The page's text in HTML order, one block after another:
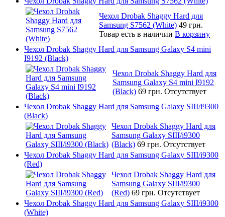
Чехол Drobak Shaggy Hard для
Samsung S7562 (White) 49 грн.
Товар есть в наличии В корзину
Чехол Drobak Shaggy Hard для Samsung Galaxy S4 mini
I9192 (Black)
Чехол Drobak Shaggy Hard для
Samsung Galaxy S4 mini I9192
(Black) 69 грн. Отсутствует
Чехол Drobak Shaggy Hard для Samsung Galaxy SIII/i9300
(Black)
Чехол Drobak Shaggy Hard для
Samsung Galaxy SIII/i9300
(Black) 69 грн. Отсутствует
Чехол Drobak Shaggy Hard для Samsung Galaxy SIII/i9300
(Red)
Чехол Drobak Shaggy Hard для
Samsung Galaxy SIII/i9300
(Red) 69 грн. Отсутствует
Чехол Drobak Shaggy Hard для Samsung Galaxy SIII/i9300
(White)